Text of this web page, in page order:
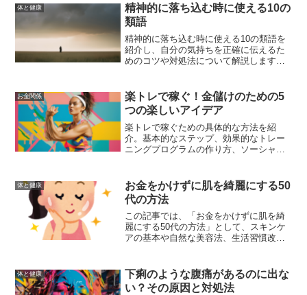
体と健康
精神的に落ち込む時に使える10の
類語
精神的に落ち込む時に使える10の類語を
紹介し、自分の気持ちを正確に伝えるた
めのコツや対処法について解説します。
お金関係
楽トレで稼ぐ！金儲けのための5
つの楽しいアイデア
楽トレで稼ぐための具体的な方法を紹
介。基本的なステップ、効果的なトレー
ニングプログラムの作り方、ソーシャル
例、楽しいトレーニングでファンベース
を築く方法、収益を最大化するためのマ
ーケティング戦略について解説。
体と健康
お金をかけずに肌を綺麗にする50
代の方法
この記事では、「お金をかけずに肌を綺
麗にする50代の方法」として、スキンケ
アの基本や自然な美容法、生活習慣改善
説しました。
体と健康
下痢のような腹痛があるのに出な
い？その原因と対処法